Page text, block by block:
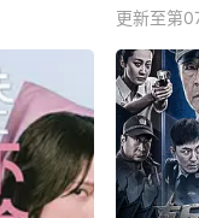
更新至第